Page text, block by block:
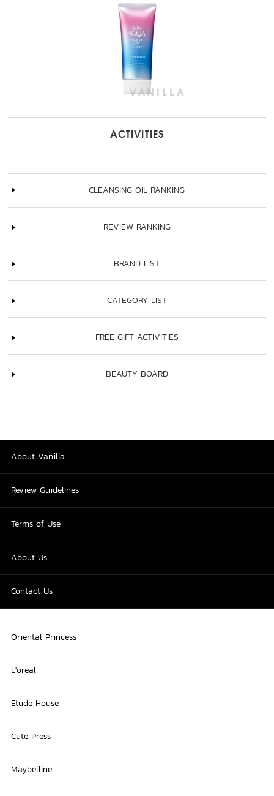
ACTIVITIES
CLEANSING OIL RANKING
REVIEW RANKING
BRAND LIST
CATEGORY LIST
FREE GIFT ACTIVITIES
BEAUTY BOARD
About Vanilla
Review Guidelines
Terms of Use
About Us
Contact Us
Oriental Princess
L'oreal
Etude House
Cute Press
Maybelline